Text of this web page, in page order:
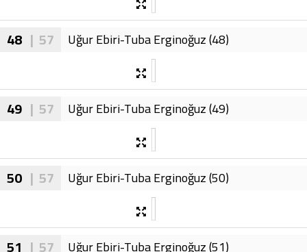
48 | 57 Uğur Ebiri-Tuba Erginoğuz (48)
49 | 57 Uğur Ebiri-Tuba Erginoğuz (49)
50 | 57 Uğur Ebiri-Tuba Erginoğuz (50)
Uğur Ebiri-Tuba Erginoğuz (51)